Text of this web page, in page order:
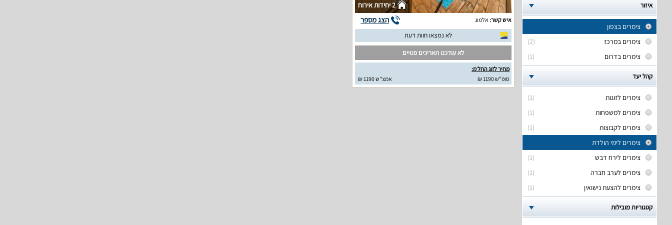
איזור
צימרים בצפון
(2)
צימרים במרכז
(1)
צימרים בדרום
קהל יעד
(1)
צימרים לזוגות
(1)
צימרים למשפחות
(1)
צימרים לקבוצות
צימרים לימי הולדת
(1)
צימרים לירח דבש
(1)
צימרים לערב חברה
(1)
צימרים להצעת נישואין
קטגוריות מובילות
2 יחידות אירוח
איש קשר: אלמוג הצג מספר
לא נמצאו חוות דעת
לא עודכנו תאריכים פנויים
מחיר לזוג החל מ:
סופ"ש 1190 ₪
אמצ"ש 1190 ₪